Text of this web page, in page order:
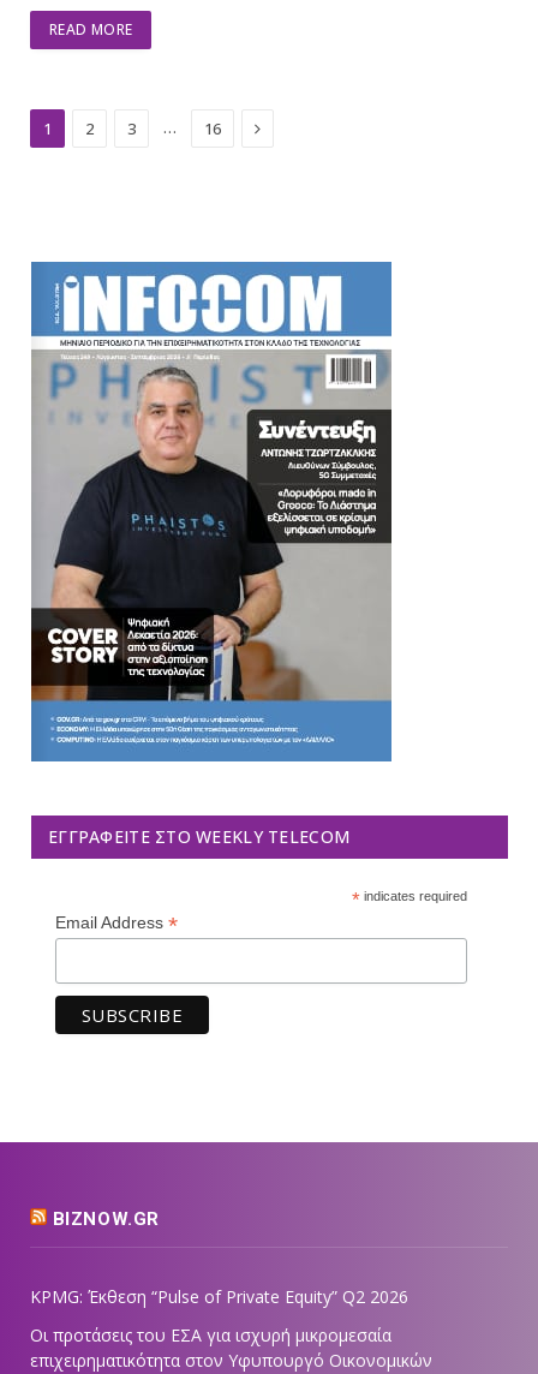
READ MORE
1 2 3 … 16 Next
ΕΓΓΡΑΦΕΊΤΕ ΣΤΟ WEEKLY TELECOM
*indicates required
Email Address *
BIZNOW.GR
KPMG: Έκθεση “Pulse of Private Equity” Q2 2026
Οι προτάσεις του ΕΣΑ για ισχυρή μικρομεσαία
επιχειρηματικότητα στον Υφυπουργό Οικονομικών